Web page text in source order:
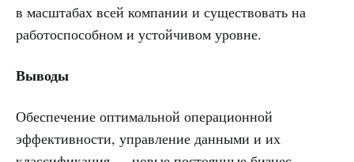
в масштабах всей компании и существовать на
работоспособном и устойчивом уровне.
Выводы
Обеспечение оптимальной операционной
эффективности, управление данными и их